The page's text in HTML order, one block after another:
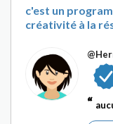
c'est un
créativité à la